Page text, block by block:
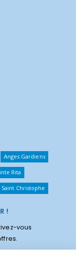
Anges Gardiens
Rita
Saint Christophe
!
vous